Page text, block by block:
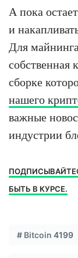
А пока
и
Для
собственная
сборке
нашего
важные
индустрии
БЫТЬ В КУРСЕ.
# Bitcoin 4199